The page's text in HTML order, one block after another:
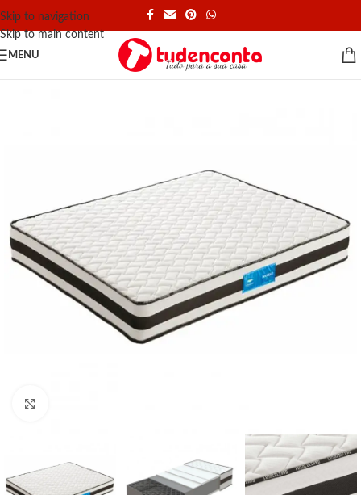
Skip to navigation
Skip to main content
MENU